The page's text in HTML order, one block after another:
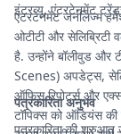
इंटरव्यू, एंटरटेनमेंट
एंटरटेनमेंट जर्नलिज्म
ओटीटी और सेलिब्रिटी
है. उन्होंने बॉलीवुड और
Scenes) अपडेट्स,
ऑफिस रिपोर्ट्स और
टॉपिक्स को ऑडियंस
पत्रकारिता अनुभव
पत्रकारिता की शुरुआत